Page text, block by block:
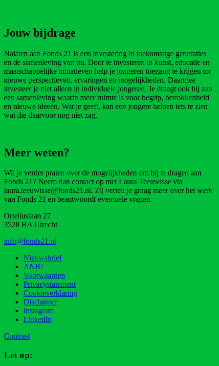
Jouw bijdrage
Nalaten aan Fonds 21 is een investering in toekomstige generaties
en de samenleving van nu. Door te investeren in kunst, educatie en
maatschappelijke initiatieven help je jongeren toegang te krijgen tot
nieuwe perspectieven, ervaringen en mogelijkheden. Daarmee
investeer je niet alleen in individuele jongeren. Je draagt ook bij aan
een samenleving waarin meer ruimte is voor begrip, betrokkenheid
en nieuwe ideeën. Wat je geeft, kan een jongere helpen iets te zien
wat die daarvoor nog niet zag.
Meer weten?
Wil je verder praten over de mogelijkheden om bij te dragen aan
Fonds 21? Neem dan contact op met Laura Teeuwisse via
laura.teeuwisse@fonds21.nl. Zij vertelt je graag meer over het werk
van Fonds 21 en beantwoordt eventuele vragen.
Orteliuslaan 27
3528 BA Utrecht
info@fonds21.nl
Nieuwsbrief
ANBI
Voorwaarden
Privacystatement
Cookieverklaring
Disclaimer
Instagram
LinkedIn
Contrast
Let op: